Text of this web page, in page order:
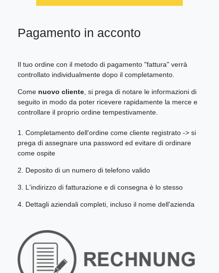
Pagamento in acconto
Il tuo ordine con il metodo di pagamento "fattura" verrà
controllato individualmente dopo il completamento.
Come nuovo cliente , si prega di notare le informazioni di
seguito in modo da poter ricevere rapidamente la merce e
controllare il proprio ordine tempestivamente.
1. Completamento dell'ordine come cliente registrato -> si
prega di assegnare una password ed evitare di ordinare
come ospite
2. Deposito di un numero di telefono valido
3. L'indirizzo di fatturazione e di consegna è lo stesso
4. Dettagli aziendali completi, incluso il nome dell'azienda